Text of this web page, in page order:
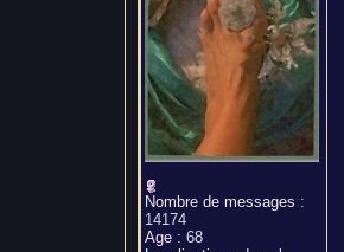
Nombre de messages :
14174
Age: 68